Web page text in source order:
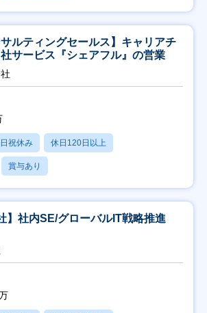
ルティングセールス】キャリアチ
サービス『シェアフル』の営業
祝休み 休日120日以上
賞与あり
】社内SE/グローバルIT戦略推進